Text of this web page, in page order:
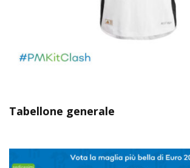
Tabellone generale